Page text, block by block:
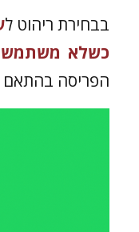
בבחירת ריהוט ל
כשלא
הפריסה בהתאם